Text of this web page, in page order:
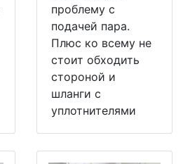
проблему с
подачей пара.
Плюс ко всему не
стоит обходить
стороной и
шланги с
уплотнителями